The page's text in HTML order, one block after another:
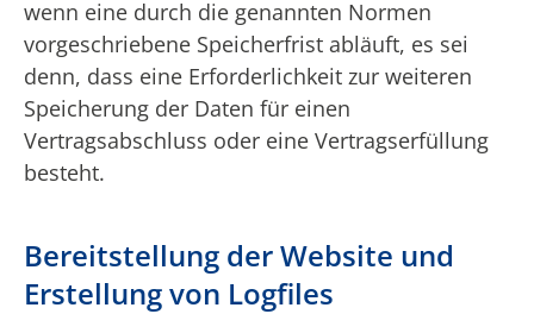
wenn eine durch die genannten Normen
vorgeschriebene Speicherfrist abläuft, es sei
denn, dass eine Erforderlichkeit zur weiteren
Speicherung der Daten für einen
Vertragsabschluss oder eine Vertragserfüllung
besteht.
Bereitstellung der Website und
Erstellung von Logfiles